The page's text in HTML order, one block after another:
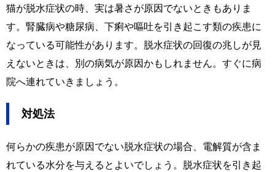
猫が脱水症状の時、実は暑さが原因でないときもありま
す。腎臓病や糖尿病、下痢や嘔吐を引き起こす類の疾患に
なっている可能性があります。脱水症状の回復の兆しが見
えないときは、別の病気が原因かもしれません。すぐに病
院へ連れていきましょう。
対処法
何らかの疾患が原因でない脱水症状の場合、電解質が含ま
れている水分を与えるとよいでしょう。脱水症状を引き起